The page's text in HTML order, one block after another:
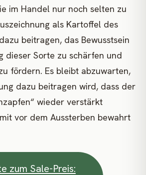
im Handel nur noch selten zu
als Kartoffel des
beitragen, das Bewusstsein
dieser Sorte zu schärfen und
fördern. Es bleibt abzuwarten,
dazu beitragen wird, dass der
wieder verstärkt
vor dem Aussterben bewahrt
zum Sale-Preis: